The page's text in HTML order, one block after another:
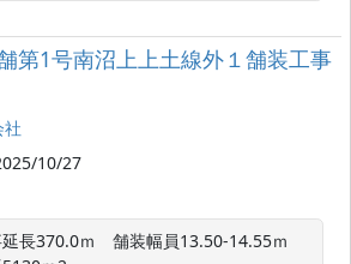
第1号南沼上上土線外１舗装工事
社
10/27
長370.0ｍ　舗装幅員13.50-14.55ｍ